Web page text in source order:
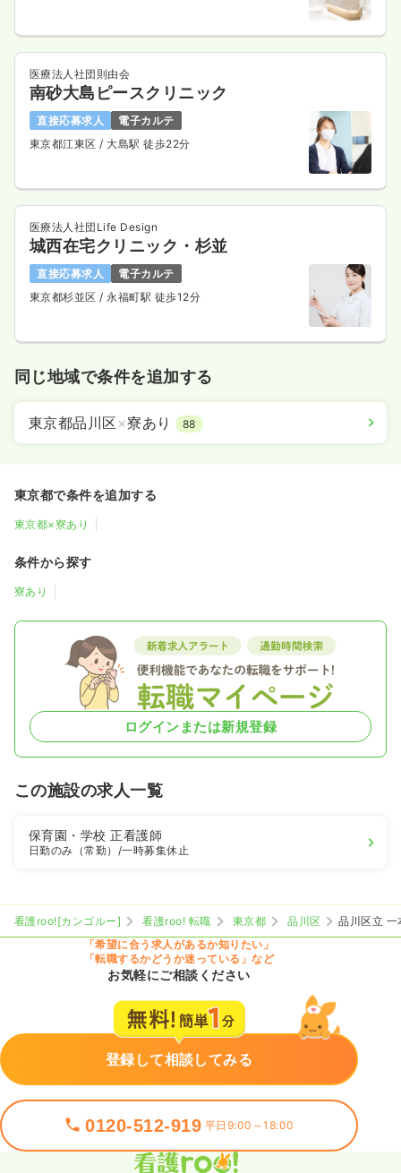
医療法人社団則由会
南砂大島ピースクリニック
直接応募求人
電子カルテ
東京都江東区 / 大島駅 徒歩22分
医療法人社団Life Design
城西在宅クリニック・杉並
直接応募求人
電子カルテ
東京都杉並区 / 永福町駅 徒歩12分
同じ地域で条件を追加する
東京都品川区 ×寮あり 88
東京都で条件を追加する
東京都×寮あり
条件から探す
寮あり
ログインまたは新規登録
この施設の求人一覧
保育園・学校正看護師
日勤のみ（常勤） /一時募集休止
看護roo![カンゴルー] 看護roo! 転職 東京都 品川区
品川区立 一
「希望に合う求人があるか知りたい」
「転職するかどうか迷っている」など
お気軽にご相談ください
登録して相談してみる
0120-512-919 平日9:00～18:00